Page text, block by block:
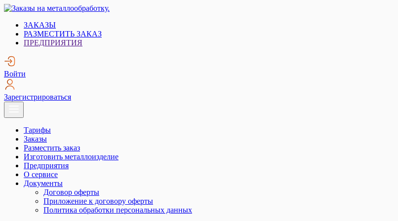
Skip
content
Заказы на металлообработку.
Металлообработка. Открытые заказы на металлообработку.
ЗАКАЗЫ
РАЗМЕСТИТЬ ЗАКАЗ
ПРЕДПРИЯТИЯ
Войти
Зарегистрироваться
Тарифы
Заказы
Разместить заказ
Изготовить металлоизделие
Предприятия
О сервисе
Документы
Договор оферты
Приложение к договору оферты
Политика обработки персональных данных